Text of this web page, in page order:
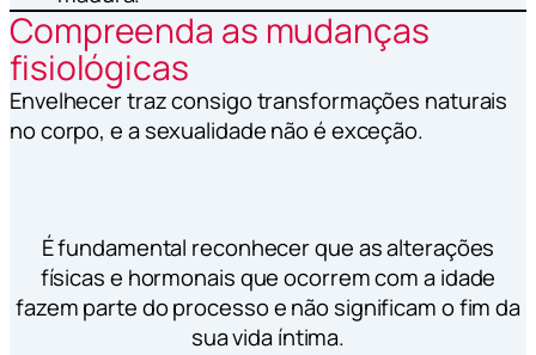
Compreenda as mudanças
fisiológicas
Envelhecer traz consigo transformações naturais
no corpo, e a sexualidade não é exceção.
É fundamental reconhecer que as alterações
físicas e hormonais que ocorrem com a idade
fazem parte do processo e não significam o fim da
sua vida íntima.